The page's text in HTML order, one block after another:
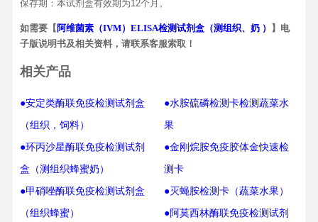
保存期：本试剂盒有效期为12个月。
如需要【 阿维菌素（IVM）ELISA检测试剂盒（测组织、奶 ）
】电
子版说明书及相关资料，请联系客服索取！
相关产品
●安定类酶联免疫检测试剂盒
（组织，饲料）
●环丙沙星酶联免疫检测试剂
盒（测组织蜂蜜奶）
●甲硝唑酶联免疫检测试剂盒
（组织蜂蜜）
●水胺硫磷检测卡检测蔬菜水
果
●金刚烷胺免疫胶体金快速检
测卡
●灭蝇胺检测卡（蔬菜水果）
●阿莫西林酶联免疫检测试剂